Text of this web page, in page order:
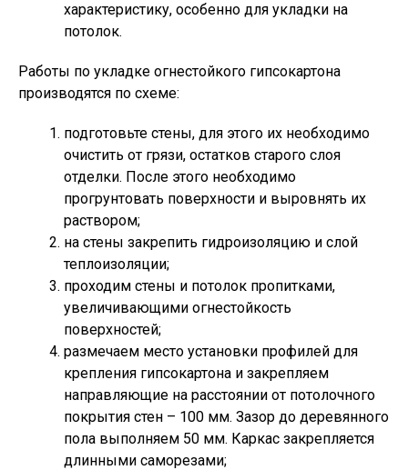
характеристику, особенно для укладки на
потолок.
Работы по укладке огнестойкого гипсокартона
производятся по схеме:
подготовьте стены, для этого их необходимо
очистить от грязи, остатков старого слоя
отделки. После этого необходимо
прогрунтовать поверхности и выровнять их
раствором;
на стены закрепить гидроизоляцию и слой
теплоизоляции;
проходим стены и потолок пропитками,
увеличивающими огнестойкость
поверхностей;
размечаем место установки профилей для
крепления гипсокартона и закрепляем
направляющие на расстоянии от потолочного
покрытия стен – 100 мм. Зазор до деревянного
пола выполняем 50 мм. Каркас закрепляется
длинными саморезами;